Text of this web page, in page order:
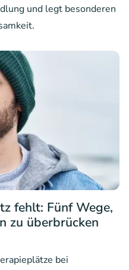
und legt besonderen
fehlt: Fünf Wege,
zu überbrücken
bei